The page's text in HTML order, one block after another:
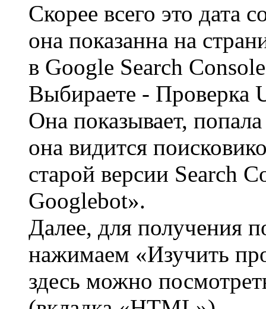
Скорее всего это дата
она показанна на
в Google Search
Выбираете - Проверка
Она показывает,
она видится
старой версии Search
Googlebot».
Далее, для получения
нажимаем «Изучить
здесь можно